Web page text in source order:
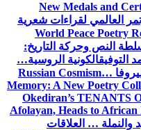
New Medals and
العالمي لقراءات شعرية
World Peace Poetry
سلطة النص وحركة التاريخ:
التوفيقالكونية الروسية…
Russian Cosmism…
Memory: A New Poetry
Okediran’s TENANTS
Afolayan, Heads to
والنملة … العلاقات